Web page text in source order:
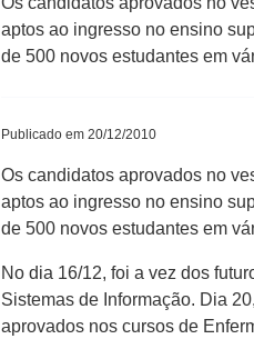
aptos ao ingresso no ensino
de 500 novos estudantes em
Publicado em 20/12/2010
Os candidatos aprovados no
aptos ao ingresso no ensino
de 500 novos estudantes em
No dia 16/12, foi a vez dos
Sistemas de Informação. Dia
aprovados nos cursos de